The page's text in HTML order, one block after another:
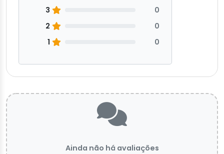
3
0
2
0
1
0
Ainda não há avaliações